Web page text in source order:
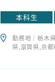
本科生
勤務地｜栃木
県,滋賀県,京